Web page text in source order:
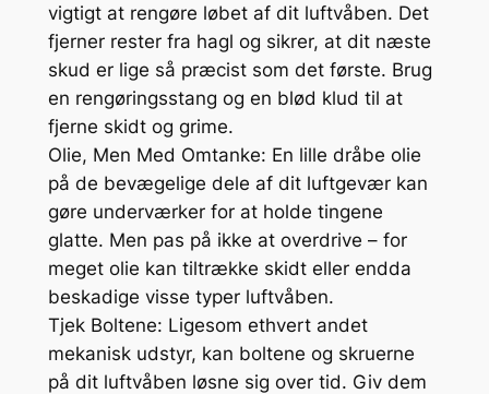
vigtigt at rengøre løbet af dit luftvåben. Det
fjerner rester fra hagl og sikrer, at dit næste
skud er lige så præcist som det første. Brug
en rengøringsstang og en blød klud til at
fjerne skidt og grime.
Olie, Men Med Omtanke: En lille dråbe olie
på de bevægelige dele af dit luftgevær kan
gøre underværker for at holde tingene
glatte. Men pas på ikke at overdrive – for
meget olie kan tiltrække skidt eller endda
beskadige visse typer luftvåben.
Tjek Boltene: Ligesom ethvert andet
mekanisk udstyr, kan boltene og skruerne
på dit luftvåben løsne sig over tid. Giv dem